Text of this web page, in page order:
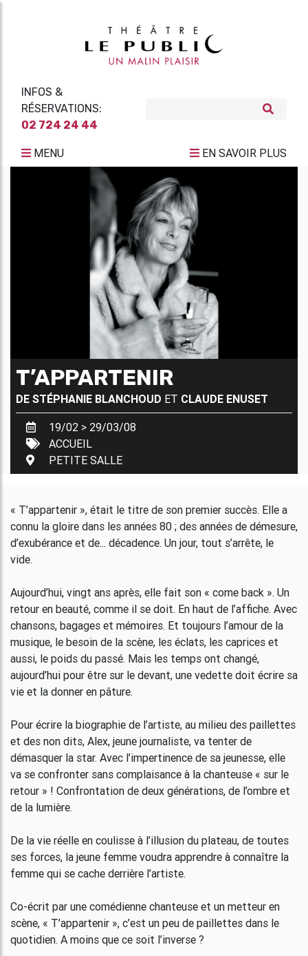
INFOS &
RÉSERVATIONS:
02 724 24 44
MENU EN SAVOIR PLUS
T’APPARTENIR
DE STÉPHANIE BLANCHOUD ET CLAUDE ENUSET
19/02 > 29/03/08
ACCUEIL
PETITE SALLE
« T’appartenir », était le titre de son premier succès. Elle a
connu la gloire dans les années 80 ; des années de démesure,
d’exubérance et de... décadence. Un jour, tout s’arrête, le
vide.
Aujourd’hui, vingt ans après, elle fait son « come back ». Un
retour en beauté, comme il se doit. En haut de l’affiche. Avec
chansons, bagages et mémoires. Et toujours l’amour de la
musique, le besoin de la scène, les éclats, les caprices et
aussi, le poids du passé. Mais les temps ont changé,
aujourd’hui pour être sur le devant, une vedette doit écrire sa
vie et la donner en pâture.
Pour écrire la biographie de l’artiste, au milieu des paillettes
et des non dits, Alex, jeune journaliste, va tenter de
démasquer la star. Avec l’impertinence de sa jeunesse, elle
va se confronter sans complaisance à la chanteuse « sur le
retour » ! Confrontation de deux générations, de l’ombre et
de la lumière.
De la vie réelle en coulisse à l’illusion du plateau, de toutes
ses forces, la jeune femme voudra apprendre à connaître la
femme qui se cache derrière l’artiste.
Co-écrit par une comédienne chanteuse et un metteur en
scène, « T’appartenir », c’est un peu de paillettes dans le
quotidien. A moins que ce soit l’inverse ?